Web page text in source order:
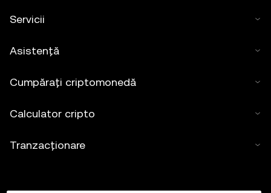
Servicii
Asistență
Cumpărați criptomonedă
Calculator cripto
Tranzacționare